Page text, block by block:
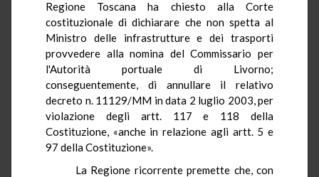
Regione Toscana ha chiesto alla Corte
costituzionale di dichiarare che non spetta al
Ministro delle infrastrutture e dei trasporti
provvedere alla nomina del Commissario per
l'Autorità portuale di Livorno;
conseguentemente, di annullare il relativo
decreto n. 11129/MM in data 2 luglio 2003, per
violazione degli artt. 117 e 118 della
Costituzione, «anche in relazione agli artt. 5 e
97 della Costituzione».
La Regione ricorrente premette che, con